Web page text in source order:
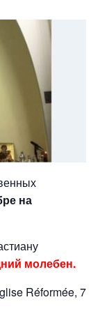
на
молебен.
Réformée, 7